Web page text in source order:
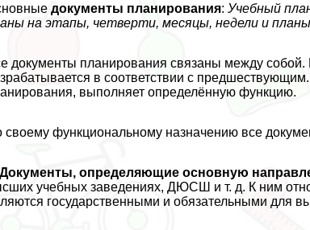
документы планирования:Учебный
на этапы, четверти, месяцы, недели и
документы планирования связаны между
в соответствии с
выполняет определённую функцию.
своему функциональному назначению все
Документы, определяющие основную
учебных заведениях, ДЮСШ и т. д. К ним
государственными и обязательными для